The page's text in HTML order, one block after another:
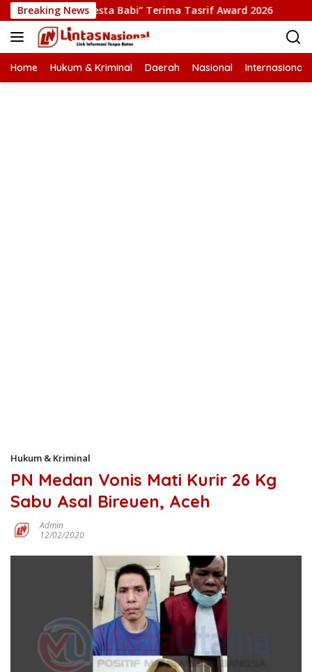
Langsung
ke
konten
Breaking News
Film “Pesta Babi” Terima Tasrif Award 2026
Home Hukum & Kriminal Daerah Nasional Internasional
Hukum & Kriminal
PN Medan Vonis Mati Kurir 26 Kg
Sabu Asal Bireuen, Aceh
Admin
12/02/2020